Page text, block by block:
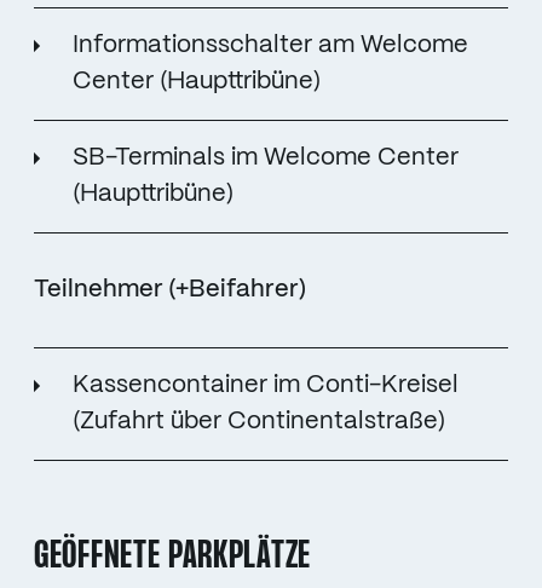
Informationsschalter am Welcome
Center (Haupttribüne)
SB-Terminals im Welcome Center
(Haupttribüne)
Teilnehmer (+Beifahrer)
Kassencontainer im Conti-Kreisel
(Zufahrt über Continentalstraße)
GEÖFFNETE PARKPLÄTZE